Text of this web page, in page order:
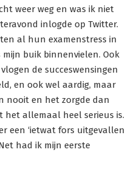
weer weg en was ik niet
inlogde op Twitter.
al hun examenstress in
buik binnenvielen. Ook
de succeswensingen
en ook wel aardig, maar
nooit en het zorgde dan
het allemaal heel serieus is.
een ‘ietwat fors uitgevallen
had ik mijn eerste